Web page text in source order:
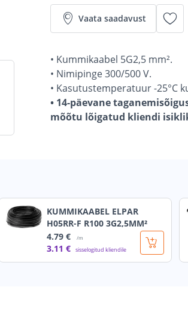
Vaata saadavust
• Kummikaabel 5G2,5 mm².
• Nimipinge 300/500 V.
• Kasutustemperatuur -25°C
• 14-päevane
mõõtu lõigatud kliendi
KUMMIKAABEL ELPAR
H05RR-F R100 3G2,5MM²
4.79 € /m
3.11 € sisselogitud kliendile